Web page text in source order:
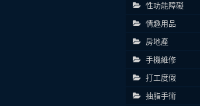
性功能障礙
情趣用品
房地產
手機維修
打工度假
抽脂手術